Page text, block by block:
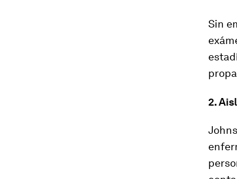
Sin
2.